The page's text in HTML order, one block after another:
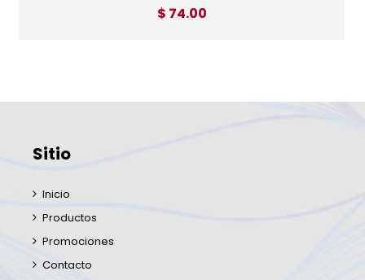
$ 74.00
Sitio
Inicio
Productos
Promociones
Contacto